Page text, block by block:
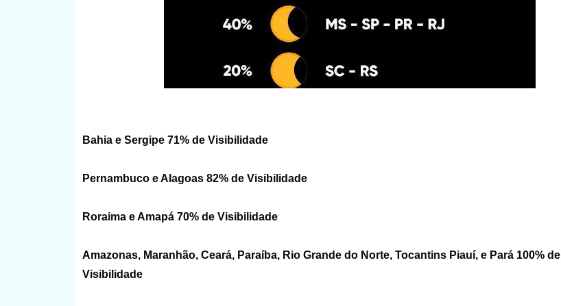
Bahia e Sergipe 71% de Visibilidade
Pernambuco e Alagoas 82% de Visibilidade
Roraima e Amapá 70% de Visibilidade
Amazonas, Maranhão, Ceará, Paraíba, Rio Grande do Norte, Tocantins Piauí, e Pará 100% de
Visibilidade